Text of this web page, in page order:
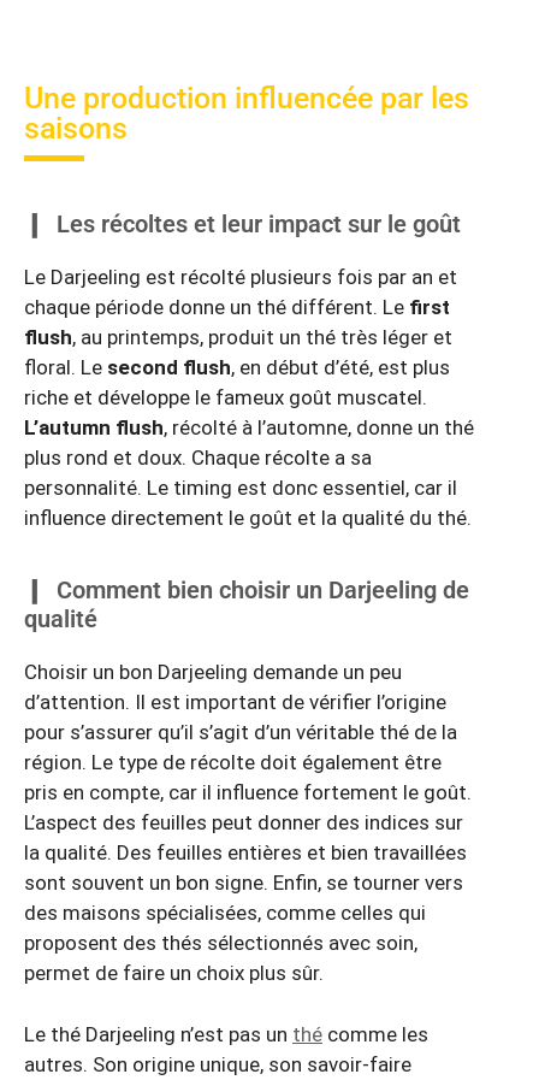
Une production influencée par les
saisons
Les récoltes et leur impact sur le goût
Le Darjeeling est récolté plusieurs fois par an et
chaque période donne un thé différent. Le first
flush, au printemps, produit un thé très léger et
floral. Le second flush, en début d’été, est plus
riche et développe le fameux goût muscatel.
L’autumn flush, récolté à l’automne, donne un thé
plus rond et doux. Chaque récolte a sa
personnalité. Le timing est donc essentiel, car il
influence directement le goût et la qualité du thé.
Comment bien choisir un Darjeeling de
qualité
Choisir un bon Darjeeling demande un peu
d’attention. Il est important de vérifier l’origine
pour s’assurer qu’il s’agit d’un véritable thé de la
région. Le type de récolte doit également être
pris en compte, car il influence fortement le goût.
L’aspect des feuilles peut donner des indices sur
la qualité. Des feuilles entières et bien travaillées
sont souvent un bon signe. Enfin, se tourner vers
des maisons spécialisées, comme celles qui
proposent des thés sélectionnés avec soin,
permet de faire un choix plus sûr.
Le thé Darjeeling n’est pas un thé comme les
autres. Son origine unique, son savoir-faire